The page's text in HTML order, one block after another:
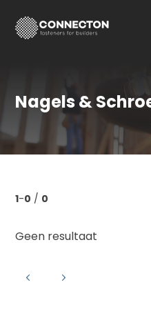
Nagels &
1-0 / 0
Geen resultaat